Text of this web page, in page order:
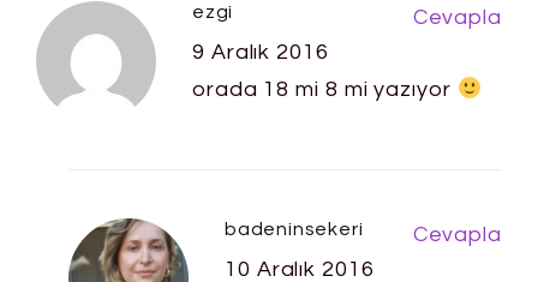
ezgi
9 Aralık 2016
orada 18 mi 8 mi yazıyor
Cevapla
badeninsekeri
10 Aralık 2016
Cevapla